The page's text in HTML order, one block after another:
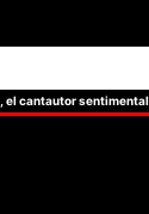
el cantautor sentimental